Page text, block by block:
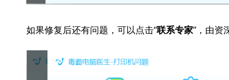
如果修复后还有问题，可以点击“联系专家”，由资